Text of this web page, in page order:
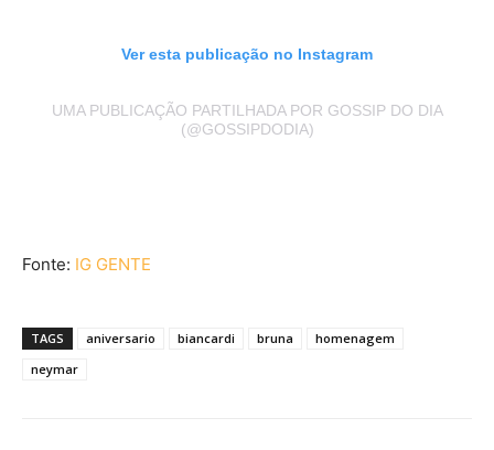
Ver esta publicação no Instagram
UMA PUBLICAÇÃO PARTILHADA POR GOSSIP DO DIA
(@GOSSIPDODIA)
Fonte: IG GENTE
TAGS aniversario biancardi bruna
homenagem
neymar